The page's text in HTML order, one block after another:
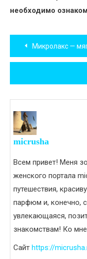
необходимо
Навигация
по
записям
Микролакс —
micrusha
Всем привет! Меня
женского портала
путешествия,
парфюм и, конечно,
увлекающаяся,
знакомствам! Ко
Сайт https://